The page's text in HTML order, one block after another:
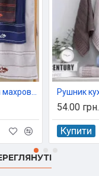
54.00 грн.
Купити